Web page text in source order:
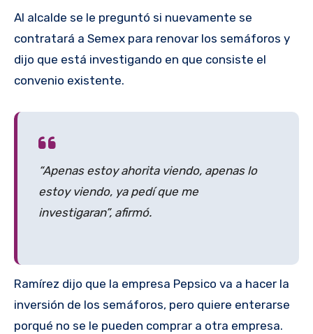
Al alcalde se le preguntó si nuevamente se
contratará a Semex para renovar los semáforos y
dijo que está investigando en que consiste el
convenio existente.
“Apenas estoy ahorita viendo, apenas lo
estoy viendo, ya pedí que me
investigaran”, afirmó.
Ramírez dijo que la empresa Pepsico va a hacer la
inversión de los semáforos, pero quiere enterarse
porqué no se le pueden comprar a otra empresa.